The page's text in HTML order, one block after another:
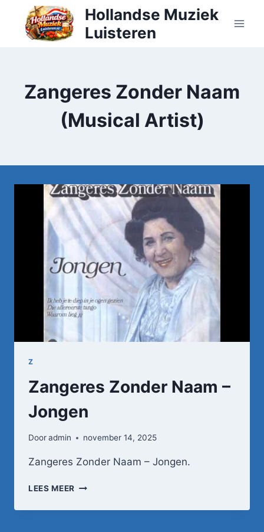
Doorgaan
inhoud
Hollandse Muziek
Luisteren
Zangeres Zonder Naam
(Musical Artist)
Z
Zangeres Zonder Naam –
Jongen
Dooradmin november 14, 2025
Zangeres Zonder Naam – Jongen.
LEES MEER ZANGERES
NAAM